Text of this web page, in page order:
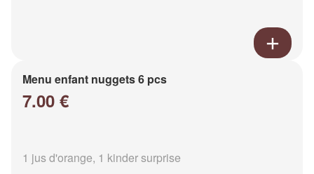
Menu enfant nuggets 6 pcs
7.00 €
1 jus d'orange, 1 kinder surprise